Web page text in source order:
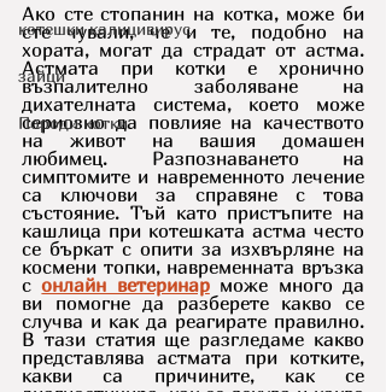
котешки калицивирус
зайци
Породи котки
Ако сте стопанин на котка, може би
сте чували, че и те, подобно на
хората, могат да страдат от астма.
Астмата при котки е хронично
възпалително заболяване на
дихателната система, което може
сериозно да повлияе на качеството
на живот на вашия домашен
любимец. Разпознаването на
симптомите и навременното лечение
са ключови за справяне с това
състояние. Тъй като пристъпите на
кашлица при котешката астма често
се бъркат с опити за изхвърляне на
космени топки, навременната връзка
с онлайн ветеринар може много да
ви помогне да разберете какво се
случва и как да реагирате правилно.
В тази статия ще разгледаме какво
представлява астмата при котките,
какви са причините, как се